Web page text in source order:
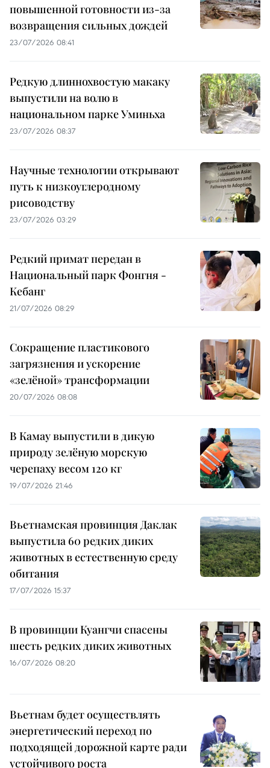
повышенной готовности из-за
возвращения сильных дождей
23/07/2026 08:41
Редкую длиннохвостую макаку
выпустили на волю в
национальном парке Уминьха
23/07/2026 08:37
Научные технологии открывают
путь к низкоуглеродному
рисоводству
23/07/2026 03:29
Редкий примат передан в
Национальный парк Фонгня -
Кебанг
21/07/2026 08:29
Сокращение пластикового
загрязнения и ускорение
«зелёной» трансформации
20/07/2026 08:08
В Камау выпустили в дикую
природу зелёную морскую
черепаху весом 120 кг
19/07/2026 21:46
Вьетнамская провинция Даклак
выпустила 60 редких диких
животных в естественную среду
обитания
17/07/2026 15:37
В провинции Куангчи спасены
шесть редких диких животных
16/07/2026 08:20
Вьетнам будет осуществлять
энергетический переход по
подходящей дорожной карте ради
устойчивого роста